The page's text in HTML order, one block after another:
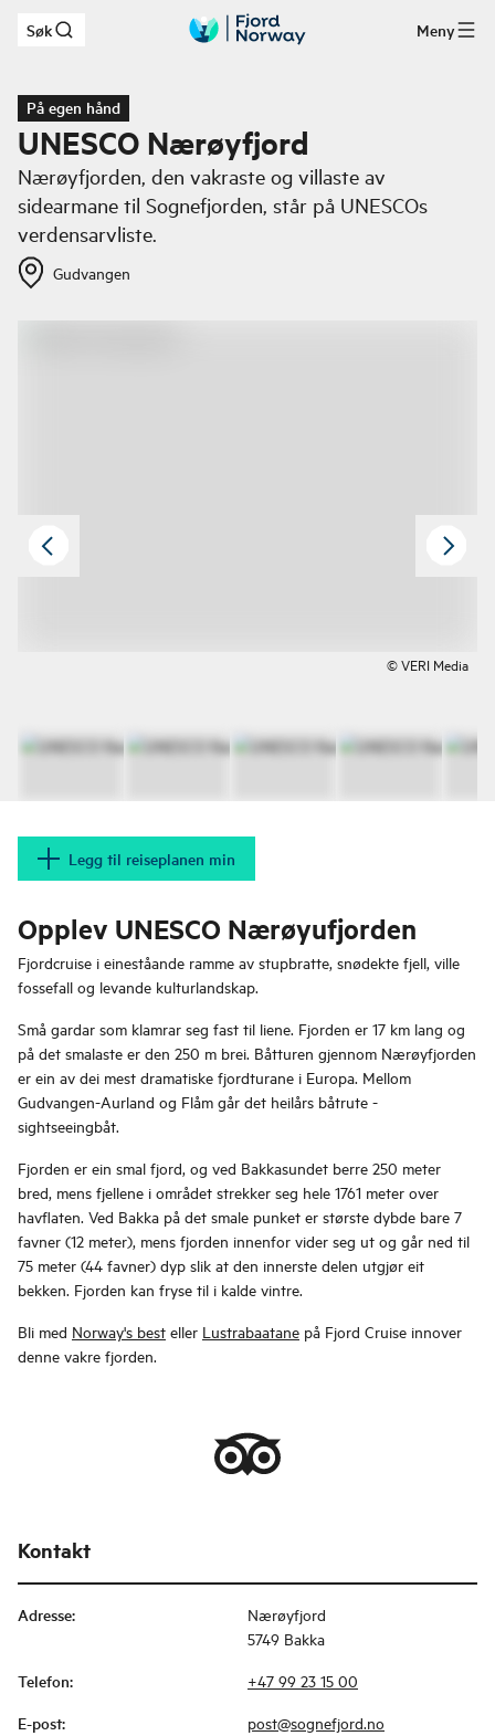
Hopp til hovedinnhold
Søk Meny
På egen hånd
UNESCO Nærøyfjord
Nærøyfjorden, den vakraste og villaste av
sidearmane til Sognefjorden, står på UNESCOs
verdensarvliste.
Gudvangen
© VERI Media
Legg til reiseplanen min
Opplev UNESCO Nærøyufjorden
Fjordcruise i eineståande ramme av stupbratte, snødekte fjell, ville
fossefall og levande kulturlandskap.
Små gardar som klamrar seg fast til liene. Fjorden er 17 km lang og
på det smalaste er den 250 m brei. Båtturen gjennom Nærøyfjorden
er ein av dei mest dramatiske fjordturane i Europa. Mellom
Gudvangen-Aurland og Flåm går det heilårs båtrute -
sightseeingbåt.
Fjorden er ein smal fjord, og ved Bakkasundet berre 250 meter
bred, mens fjellene i området strekker seg hele 1761 meter over
havflaten. Ved Bakka på det smale punket er største dybde bare 7
favner (12 meter), mens fjorden innenfor vider seg ut og går ned til
75 meter (44 favner) dyp slik at den innerste delen utgjør eit
bekken. Fjorden kan fryse til i kalde vintre.
Bli med Norway's best eller Lustrabaatane på Fjord Cruise innover
denne vakre fjorden.
Kontakt
Adresse:
Nærøyfjord
5749 Bakka
Telefon: +47 99 23 15 00
E-post: post@sognefjord.no